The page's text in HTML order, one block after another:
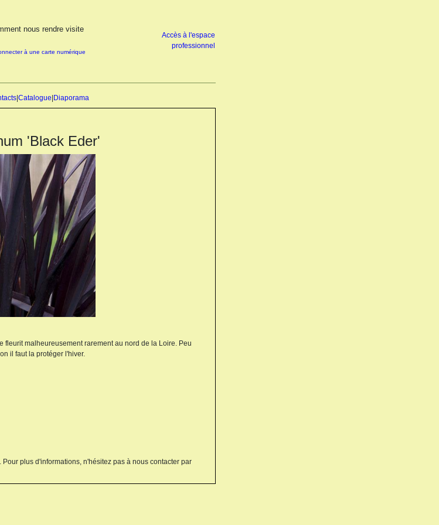
nous rendre visite
à une carte numérique
Accès à l'espace
professionnel
Catalogue Diaporama
'Black Eder'
malheureusement rarement au nord de la Loire. Peu
il faut la protéger l'hiver.
plus d'informations, n'hésitez pas à nous contacter par